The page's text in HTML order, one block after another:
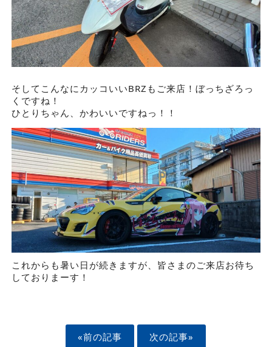
そしてこんなにカッコいいBRZもご来店！ぼっちざろっ
くですね！
ひとりちゃん、かわいいですねっ！！
これからも暑い日が続きますが、皆さまのご来店お待ち
しておりまーす！
«前の記事 次の記事»